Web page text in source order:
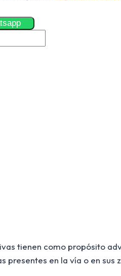
tienen como propósito
presentes en la vía o en